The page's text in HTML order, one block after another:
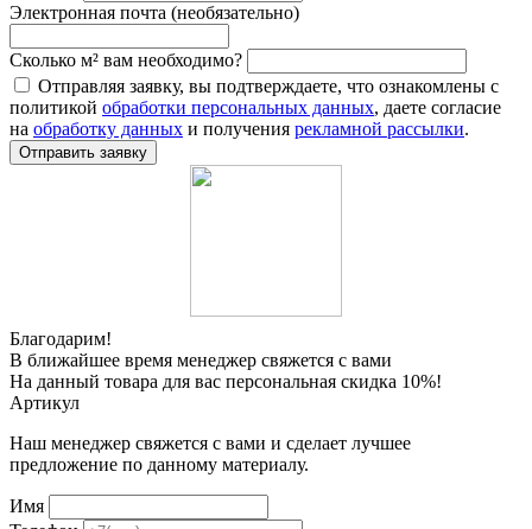
Электронная почта (необязательно)
Сколько м² вам необходимо?
Отправляя заявку, вы подтверждаете, что ознакомлены с
политикой обработки персональных данных, даете согласие
на обработку данных и получения рекламной рассылки.
Отправить заявку
Благодарим!
В ближайшее время менеджер свяжется с вами
На данный товара для вас персональная скидка 10%!
Артикул
Наш менеджер свяжется с вами и сделает лучшее
предложение по данному материалу.
Имя